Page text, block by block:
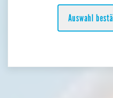
Auswahl